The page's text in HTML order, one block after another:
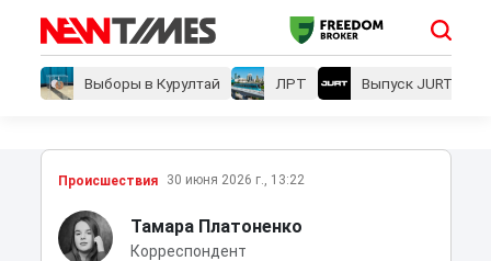
Выборы в Курултай ЛРТ Выпуск JURT
Проиcшествия 30 июня 2026 г., 13:22
Тамара Платоненко
Корреспондент